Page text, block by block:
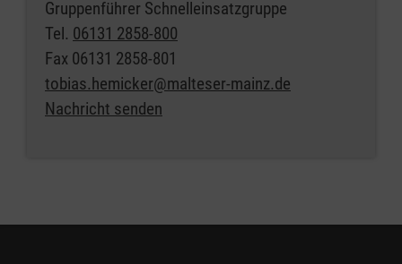
Gruppenführer Schnelleinsatzgruppe
Tel. 06131 2858-800
Fax 06131 2858-801
tobias.hemicker@malteser-mainz.de
Nachricht senden